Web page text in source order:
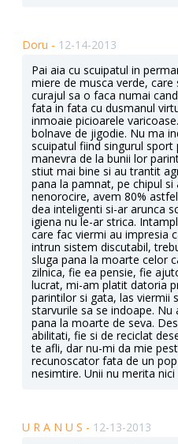
Doru - 12-14-2013
Pai aia cu scuipatul in
miere de musca verde,
curajul sa o faca numai
fata in fata cu dusmanul
inmoaie picioarele
bolnave de jigodie. Nu ma
scuipatul fiind singurul sport
manevra de la bunii lor
stiut mai bine si au trantit
pana la pamnat, pe chipul
nenorocire, avem 80%
dea inteligenti si-ar arunca
igiena nu le-ar strica.
care fac viermi au impresia
intrun sistem discutabil,
sluga pana la moarte celor
zilnica, fie ea pensie, fie
lucrat, mi-am platit datoria
parintilor si gata, las viermii
starvurile sa se indoape.
pana la moarte de seva.
abilitati, fie si de reciclat
te afli, dar nu-mi da mie
recunoscator fata de un
nesimtire. Unii nu merita
U R A N U S - 12-13-2013